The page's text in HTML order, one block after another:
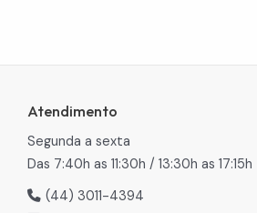
Atendimento
Segunda a sexta
Das 7:40h as 11:30h / 13:30h as 17:15h
(44) 3011-4394